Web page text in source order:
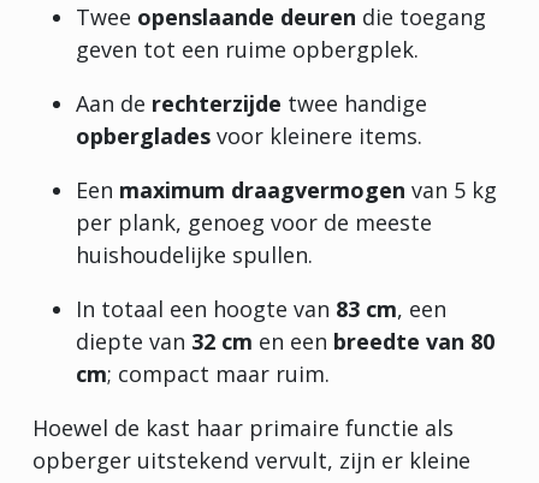
Twee openslaande deuren die toegang
geven tot een ruime opbergplek.
Aan de rechterzijde twee handige
opberglades voor kleinere items.
Een maximum draagvermogen van 5 kg
per plank, genoeg voor de meeste
huishoudelijke spullen.
In totaal een hoogte van 83 cm, een
diepte van 32 cm en een breedte van 80
cm; compact maar ruim.
Hoewel de kast haar primaire functie als
opberger uitstekend vervult, zijn er kleine